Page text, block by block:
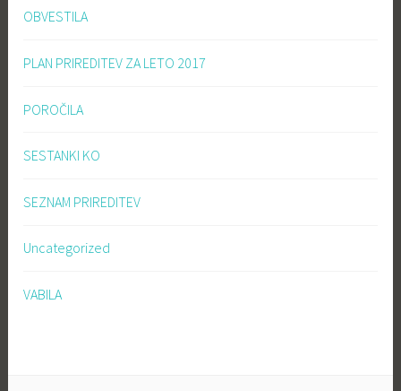
OBVESTILA
PLAN PRIREDITEV ZA LETO 2017
POROČILA
SESTANKI KO
SEZNAM PRIREDITEV
Uncategorized
VABILA